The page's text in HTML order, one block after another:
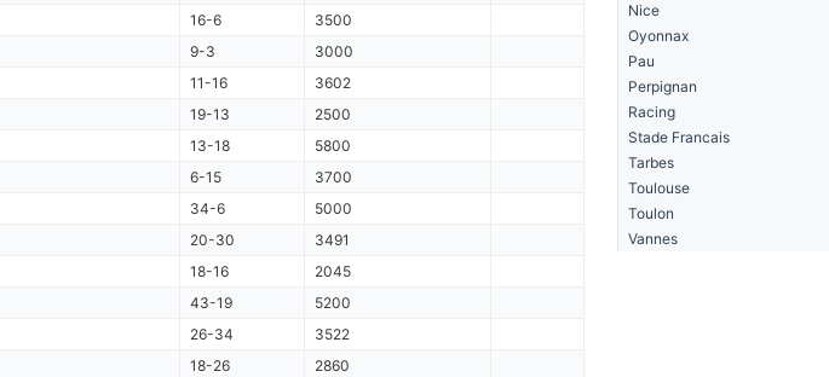
16-6
3500
9-3
3000
11-16
3602
19-13
2500
13-18
5800
6-15
3700
34-6
5000
20-30
3491
18-16
2045
43-19
5200
26-34
3522
18-26 2860
Nice
Oyonnax
Pau
Perpignan
Racing
Stade Francais
Tarbes
Toulouse
Toulon
Vannes